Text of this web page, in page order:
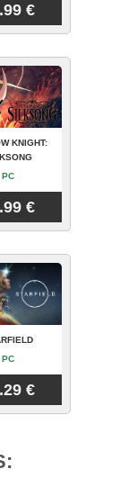
€
KNIGHT:
PC
€
PC
€